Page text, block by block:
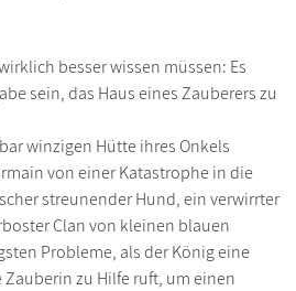
besser wissen müssen: Es
sein, das Haus eines Zauberers zu
winzigen Hütte ihres Onkels
von einer Katastrophe in die
streunender Hund, ein verwirrter
Clan von kleinen blauen
Probleme, als der König eine
zu Hilfe ruft, um einen